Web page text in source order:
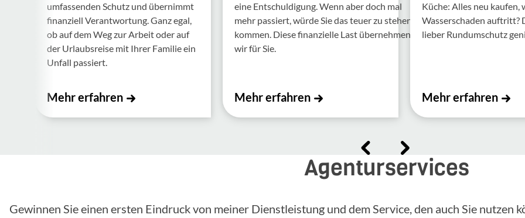
umfas­senden Schutz und über­nimmt
finan­ziell Verant­wor­tung. Ganz egal,
ob auf dem Weg zur Arbeit oder auf
der Urlaubs­reise mit Ihrer Familie ein
Unfall passiert.
Mehr erfahren
eine Entschul­di­gung. Wenn aber doch mal
mehr passiert, würde Sie das teuer zu stehen
kommen. Diese finan­zi­elle Last über­nehmen
wir für Sie.
Mehr erfahren
Küche: Alles neu kaufen,
Wasserschaden auftritt?
lieber Rundumschutz
Mehr erfahren
Agenturservices
Gewinnen Sie einen ersten Eindruck von meiner Dienstleistung und dem Service, den auch Sie nutzen